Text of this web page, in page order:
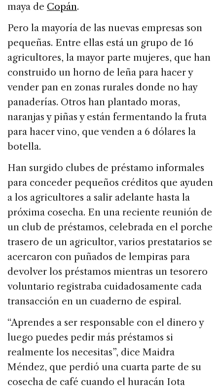
maya de Copán.
Pero la mayoría de las nuevas empresas son
pequeñas. Entre ellas está un grupo de 16
agricultores, la mayor parte mujeres, que han
construido un horno de leña para hacer y
vender pan en zonas rurales donde no hay
panaderías. Otros han plantado moras,
naranjas y piñas y están fermentando la fruta
para hacer vino, que venden a 6 dólares la
botella.
Han surgido clubes de préstamo informales
para conceder pequeños créditos que ayuden
a los agricultores a salir adelante hasta la
próxima cosecha. En una reciente reunión de
un club de préstamos, celebrada en el porche
trasero de un agricultor, varios prestatarios se
acercaron con puñados de lempiras para
devolver los préstamos mientras un tesorero
voluntario registraba cuidadosamente cada
transacción en un cuaderno de espiral.
“Aprendes a ser responsable con el dinero y
luego puedes pedir más préstamos si
realmente los necesitas”, dice Maidra
Méndez, que perdió una cuarta parte de su
cosecha de café cuando el huracán Iota